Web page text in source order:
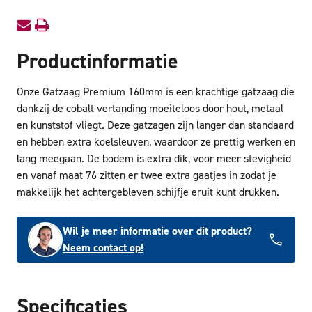
Productinformatie
Onze Gatzaag Premium 160mm is een krachtige gatzaag die
dankzij de cobalt vertanding moeiteloos door hout, metaal
en kunststof vliegt. Deze gatzagen zijn langer dan standaard
en hebben extra koelsleuven, waardoor ze prettig werken en
lang meegaan. De bodem is extra dik, voor meer stevigheid
en vanaf maat 76 zitten er twee extra gaatjes in zodat je
makkelijk het achtergebleven schijfje eruit kunt drukken.
Wil je meer informatie over dit product?
Neem contact op!
Specificaties